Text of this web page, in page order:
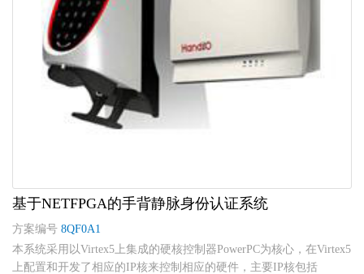
基于NETFPGA的手背静脉身份认证系统
方案编号 8QF0A1
本系统采用以Virtex5上集成的硬核控制器PowerPC为核心，在Virtex5
上配置和开发了相应的IP核来控制相应的硬件，主要IP核包括